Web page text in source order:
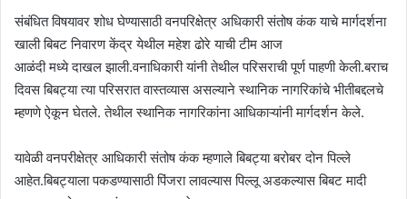
संबंधित विषयावर शोध घेण्यासाठी वनपरिक्षेत्र अधिकारी संतोष कंक याचे मार्गदर्शना
खाली बिबट निवारण केंद्र येथील महेश ढोरे याची टीम आज
आळंदी मध्ये दाखल झाली.वनाधिकारी यांनी तेथील परिसराची पूर्ण पाहणी केली.बराच
दिवस बिबट्या त्या परिसरात वास्तव्यास असल्याने स्थानिक नागरिकांचे भीतीबद्दलचे
म्हणणे ऐकून घेतले. तेथील स्थानिक नागरिकांना आधिकाऱ्यांनी मार्गदर्शन केले.
यावेळी वनपरीक्षेत्र आधिकारी संतोष कंक म्हणाले बिबट्या बरोबर दोन पिल्ले
आहेत.बिबट्याला पकडण्यासाठी पिंजरा लावल्यास पिल्लू अडकल्यास बिबट मादी